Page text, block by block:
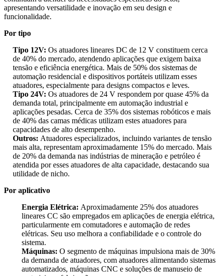
apresentando versatilidade e inovação em seu design e
funcionalidade.
Por tipo
Tipo 12V: Os atuadores lineares DC de 12 V constituem cerca
de 40% do mercado, atendendo aplicações que exigem baixa
tensão e eficiência energética. Mais de 50% dos sistemas de
automação residencial e dispositivos portáteis utilizam esses
atuadores, especialmente para designs compactos e leves.
Tipo 24V: Os atuadores de 24 V respondem por quase 45% da
demanda total, principalmente em automação industrial e
aplicações pesadas. Cerca de 35% dos sistemas robóticos e mais
de 40% das camas médicas utilizam estes atuadores para
capacidades de alto desempenho.
Outros: Atuadores especializados, incluindo variantes de tensão
mais alta, representam aproximadamente 15% do mercado. Mais
de 20% da demanda nas indústrias de mineração e petróleo é
atendida por esses atuadores de alta capacidade, destacando sua
utilidade de nicho.
Por aplicativo
Energia Elétrica: Aproximadamente 25% dos atuadores
lineares CC são empregados em aplicações de energia elétrica,
particularmente em comutadores e automação de redes
elétricas. Seu uso melhora a confiabilidade e o controle do
sistema.
Máquinas: O segmento de máquinas impulsiona mais de 30%
da demanda de atuadores, com atuadores alimentando sistemas
automatizados, máquinas CNC e soluções de manuseio de